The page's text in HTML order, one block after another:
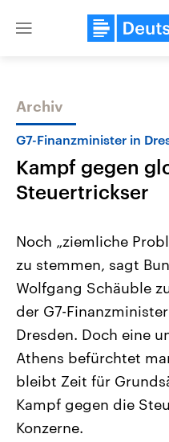
Close
Themen
Landtagswahl Sachsen-
2026
Alle Informationen
Sachsen-Anhalt wählt am 6.
September 2026 einen
Landtag. Seit 2021 wird das
Bundesland von einer
Umfragen, Prognosen,
Wahlprogramme, aktuelle
und Hintergründe zu den
und Kandidaten der
Wahl.
Sendungen
Archiv
G7-Finanzminister in
Kampf gegen
Steuertrickser
Noch „ziemliche
zu stemmen, sagt
Wolfgang Schäuble
der G7-
Dresden. Doch eine
Athens befürchtet
bleibt Zeit für
Kampf gegen die
Konzerne.